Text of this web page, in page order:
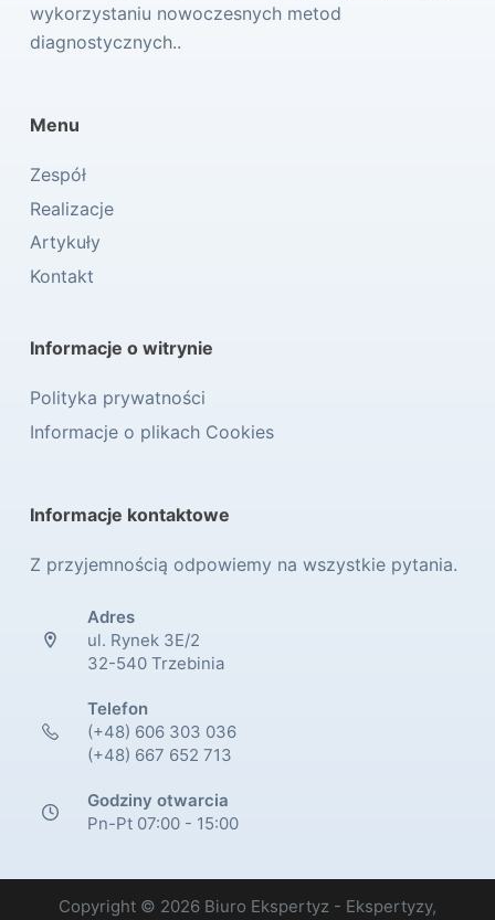
wykorzystaniu nowoczesnych metod
diagnostycznych..
Menu
Zespół
Realizacje
Artykuły
Kontakt
Informacje o witrynie
Polityka prywatności
Informacje o plikach Cookies
Informacje kontaktowe
Z przyjemnością odpowiemy na wszystkie pytania.
Adres
ul. Rynek 3E/2
32-540 Trzebinia
Telefon
(+48) 606 303 036
(+48) 667 652 713
Godziny otwarcia
Pn-Pt 07:00 - 15:00
Copyright © 2026 Biuro Ekspertyz - Ekspertyzy,